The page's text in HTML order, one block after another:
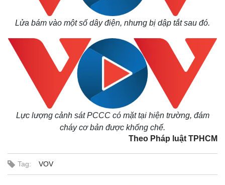
Lửa bám vào một số dây điện, nhưng bị dập tắt sau đó.
Lực lượng cảnh sát PCCC có mặt tại hiện trường, đám
cháy cơ bản được khống chế.
Theo Pháp luật TPHCM
Tag: VOV